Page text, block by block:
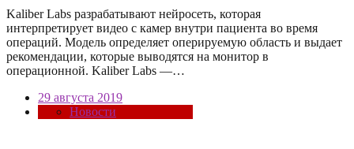
Kaliber Labs разрабатывают нейросеть, которая
интерпретирует видео с камер внутри пациента во время
операций. Модель определяет оперируемую область и выдает
рекомендации, которые выводятся на монитор в
операционной. Kaliber Labs —…
29 августа 2019
Новости